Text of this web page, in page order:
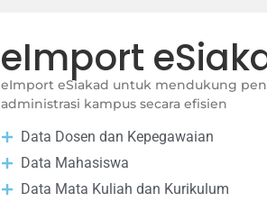
eImport
eImport eSiakad untuk mendukung
administrasi kampus secara efisien
Data Dosen dan Kepegawaian
Data Mahasiswa
Data Mata Kuliah dan Kurikulum